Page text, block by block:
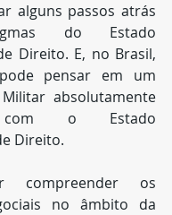
alguns passos atrás
do Estado
Direito. E, no Brasil,
pensar em um
absolutamente
com o Estado
Direito.
compreender os
no âmbito da